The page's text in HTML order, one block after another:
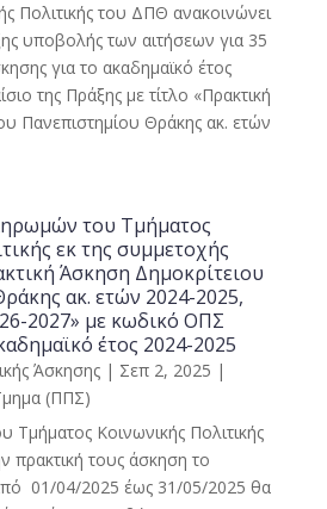
Πολιτικής του ΔΠΘ ανακοινώνει
υποβολής των αιτήσεων για 35
για το ακαδημαϊκό έτος
της Πράξης με τίτλο «Πρακτική
Πανεπιστημίου Θράκης ακ. ετών
του Τμήματος
εκ της συμμετοχής
Άσκηση Δημοκρίτειου
ακ. ετών 2024-2025,
2027» με κωδικό ΟΠΣ
έτος 2024-2025
Άσκησης| Σεπ 2, 2025 |
(ΠΠΣ)
Τμήματος Κοινωνικής Πολιτικής
πρακτική τους άσκηση το
01/04/2025 έως 31/05/2025 θα